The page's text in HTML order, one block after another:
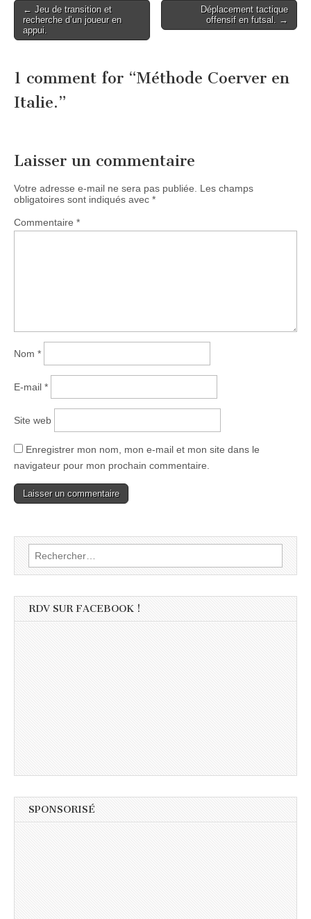
Post
navigation
← Jeu de transition et
recherche d’un joueur en
appui.
Déplacement tactique
offensif en futsal. →
1 comment for “Méthode Coerver en
Italie.”
Laisser un commentaire
Votre adresse e-mail ne sera pas publiée. Les champs
obligatoires sont indiqués avec *
Commentaire *
Nom *
E-mail *
Site web
Enregistrer mon nom, mon e-mail et mon site dans le
navigateur pour mon prochain commentaire.
Rechercher :
RDV SUR FACEBOOK !
SPONSORISÉ